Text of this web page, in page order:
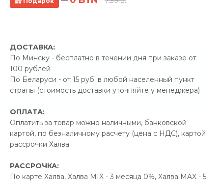
ДОСТАВКА:
По Минску - бесплатно в течении дня при заказе от
100 рублей
По Беларуси - от 15 руб. в любой населенный пункт
страны (стоимость доставки уточняйте у менеджера)
ОПЛАТА:
Оплатить за товар можно наличными, банковской
картой, по безналичному расчету (цена с НДС), картой
рассрочки Халва
РАССРОЧКА:
По карте Халва, Халва MIX - 3 месяца 0%, Халва MAX - 5
-5%
Экономия59.00 р.
В наличии
1 119.00 р.